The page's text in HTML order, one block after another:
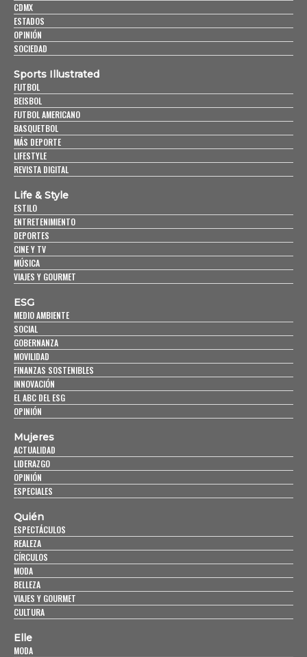
CDMX
ESTADOS
OPINIÓN
SOCIEDAD
Sports Illustrated
FUTBOL
BEISBOL
FUTBOL AMERICANO
BASQUETBOL
MÁS DEPORTE
LIFESTYLE
REVISTA DIGITAL
Life & Style
ESTILO
ENTRETENIMIENTO
DEPORTES
CINE Y TV
MÚSICA
VIAJES Y GOURMET
ESG
MEDIO AMBIENTE
SOCIAL
GOBERNANZA
MOVILIDAD
FINANZAS SOSTENIBLES
INNOVACIÓN
EL ABC DEL ESG
OPINIÓN
Mujeres
ACTUALIDAD
LIDERAZGO
OPINIÓN
ESPECIALES
Quién
ESPECTÁCULOS
REALEZA
CÍRCULOS
MODA
BELLEZA
VIAJES Y GOURMET
CULTURA
Elle
MODA